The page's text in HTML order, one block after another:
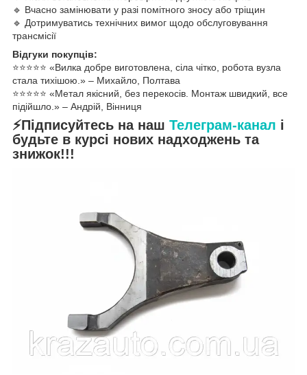
🔹 Вчасно замінювати у разі помітного зносу або тріщин
🔹 Дотримуватись технічних вимог щодо обслуговування
трансмісії
Відгуки покупців:
⭐️⭐️⭐️⭐️⭐️ «Вилка добре виготовлена, сіла чітко, робота вузла
стала тихішою.» – Михайло, Полтава
⭐️⭐️⭐️⭐️⭐️ «Метал якісний, без перекосів. Монтаж швидкий, все
підійшло.» – Андрій, Вінниця
⚡Підписуйтесь на наш Телеграм-канал і
будьте в курсі нових надходжень та
знижок!!!